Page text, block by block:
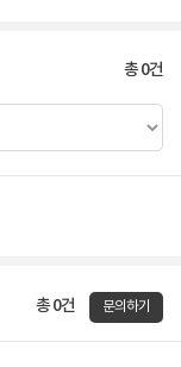
총0건
총 0건 문의하기